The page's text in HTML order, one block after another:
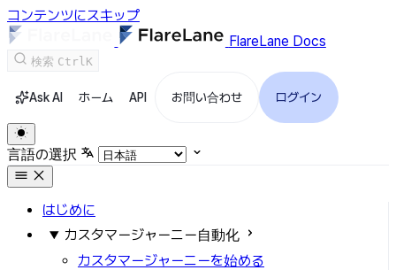
コンテンツにスキップ
FlareLane Docs
検索 CtrlK
Ask AI ホーム API お問い合わせ ログイン
言語の選択
はじめに
カスタマージャーニー自動化
カスタマージャーニーを始める